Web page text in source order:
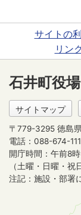
サイトの
リン
石井町役場
サイトマップ
〒779-3295 徳島
電話：088-674-
開庁時間：午前8
（土曜・日曜・祝
注記：施設・部署